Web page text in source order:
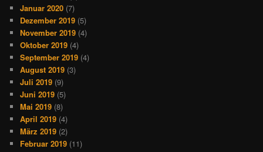
Januar 2020 (7)
Dezember 2019 (5)
November 2019 (4)
Oktober 2019 (4)
September 2019 (4)
August 2019 (3)
Juli 2019 (9)
Juni 2019 (5)
Mai 2019 (8)
April 2019 (4)
März 2019 (2)
Februar 2019 (11)